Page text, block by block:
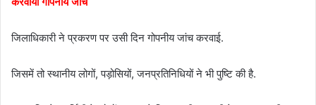
जिलाधिकारी ने प्रकरण पर उसी दिन गोपनीय जांच करवाई.
जिसमें तो स्थानीय लोगों, पड़ोसियों, जनप्रतिनिधियों ने भी पुष्टि की है.